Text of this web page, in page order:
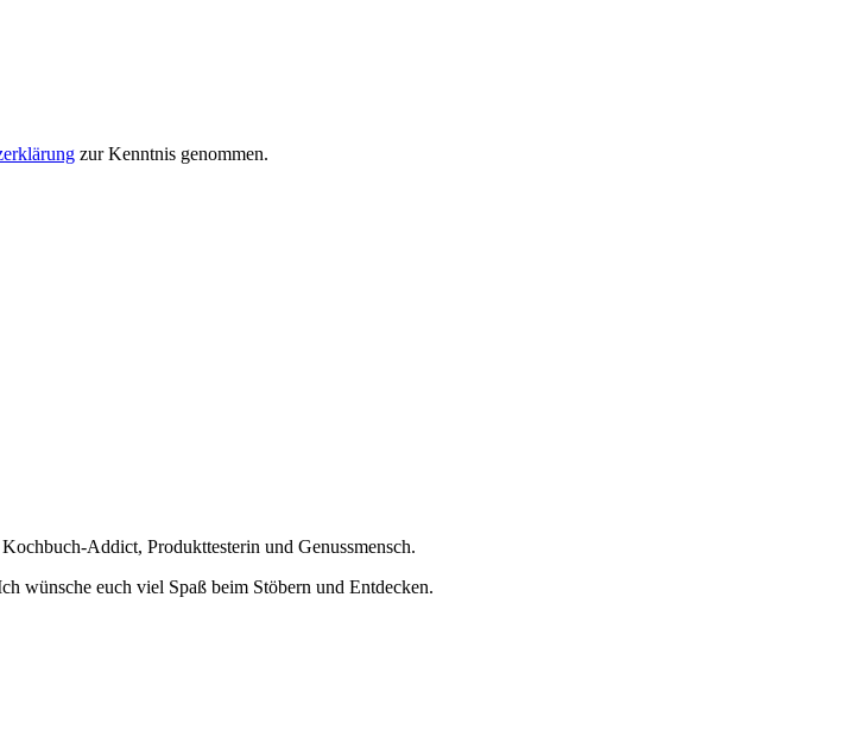
zur Kenntnis genommen.
Addict, Produkttesterin und Genussmensch.
wünsche euch viel Spaß beim Stöbern und Entdecken.